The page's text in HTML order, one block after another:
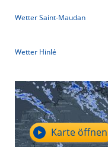
Wetter Saint-Maudan
Wetter Hinlé
Karte öffnen